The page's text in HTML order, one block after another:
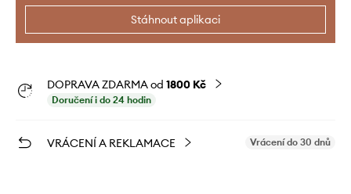
Stáhnout aplikaci
DOPRAVA ZDARMA od 1800 Kč
Doručení i do 24 hodin
VRÁCENÍ A REKLAMACE Vrácení do 30 dnů